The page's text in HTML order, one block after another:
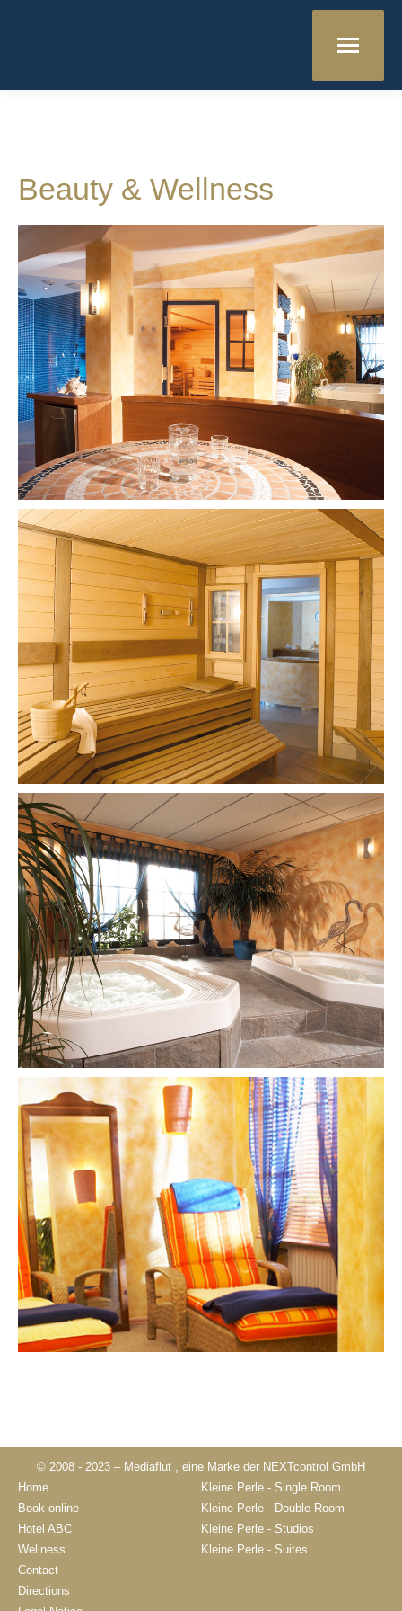
Beauty & Wellness
sauna
wellness
ruheraum
© 2008 - 2023 – Mediaflut , eine Marke der NEXTcontrol GmbH
Home
Book online
Hotel ABC
Wellness
Kleine Perle - Single Room
Kleine Perle - Double Room
Kleine Perle - Studios
Kleine Perle - Suites
Contact
Directions